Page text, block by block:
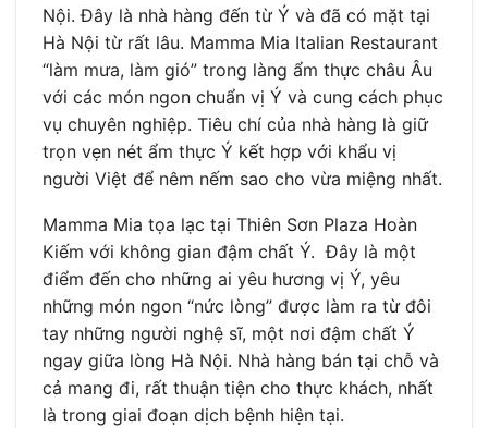
Nội. Đây là nhà hàng đến từ Ý và đã có mặt tại
Hà Nội từ rất lâu. Mamma Mia Italian Restaurant
“làm mưa, làm gió” trong làng ẩm thực châu Âu
với các món ngon chuẩn vị Ý và cung cách phục
vụ chuyên nghiệp. Tiêu chí của nhà hàng là giữ
trọn vẹn nét ẩm thực Ý kết hợp với khẩu vị
người Việt để nêm nếm sao cho vừa miệng nhất.
Mamma Mia tọa lạc tại Thiên Sơn Plaza Hoàn
Kiếm với không gian đậm chất Ý. Đây là một
điểm đến cho những ai yêu hương vị Ý, yêu
những món ngon “nức lòng” được làm ra từ đôi
tay những người nghệ sĩ, một nơi đậm chất Ý
ngay giữa lòng Hà Nội. Nhà hàng bán tại chỗ và
cả mang đi, rất thuận tiện cho thực khách, nhất
là trong giai đoạn dịch bệnh hiện tại.